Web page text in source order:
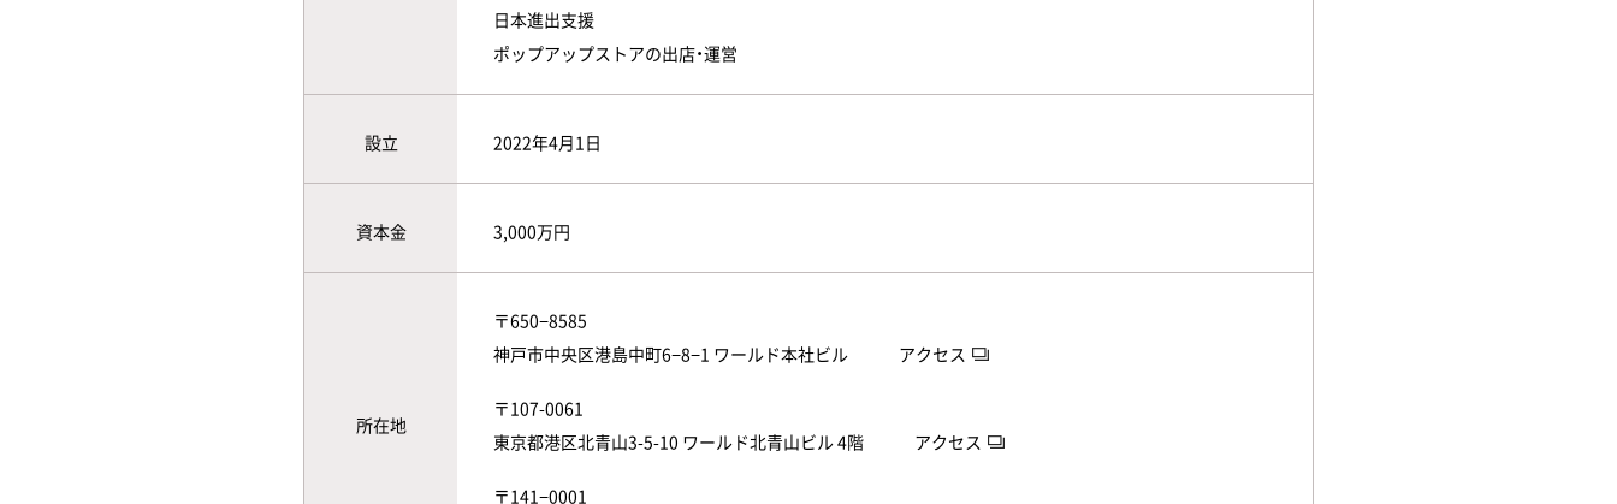
日本進出支援
ポップアップストアの出店・運営
設立 2022年4月1日
資本金 3,000万円
所在地
〒650−8585
神戸市中央区港島中町6−8−1 ワールド本社ビル アクセス
〒107-0061
東京都港区北青山3-5-10 ワールド北青山ビル 4階 アクセス
〒141−0001